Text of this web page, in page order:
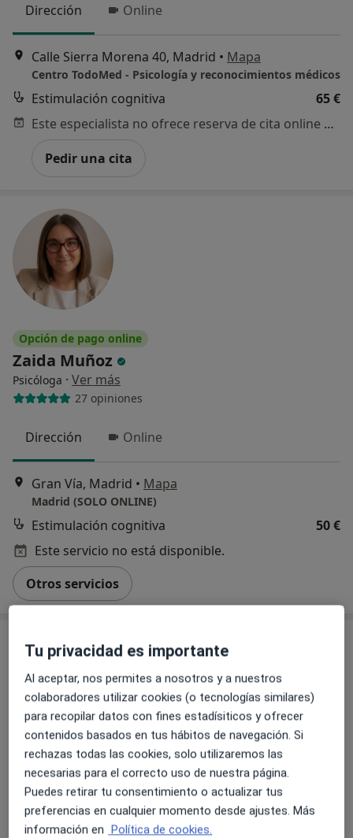
Dirección Online
Calle Sierra Morena 40, Madrid • Mapa
Centro TodoMed - Psicología y reconocimientos médicos
Estimulación cognitiva
65 €
Este especialista no ofrece reserva de cita online en esta dirección.
Pedir una cita
Opción de pago online
Zaida Muñoz
Psicóloga · Ver más
27 opiniones
Dirección Online
Gran Vía, Madrid • Mapa
Madrid (SOLO ONLINE)
Estimulación cognitiva
50 €
Este servicio no está disponible.
Otros servicios
Marta Llácer Sempere
Psicóloga, Psicóloga infantil· Ver más
65 opiniones
Tu privacidad es importante
Al aceptar, nos permites a nosotros y a nuestros
colaboradores utilizar cookies (o tecnologías similares)
para recopilar datos con fines estadísiticos y ofrecer
contenidos basados en tus hábitos de navegación. Si
rechazas todas las cookies, solo utilizaremos las
necesarias para el correcto uso de nuestra página.
Puedes retirar tu consentimiento o actualizar tus
preferencias en cualquier momento desde ajustes. Más
información en Política de cookies.